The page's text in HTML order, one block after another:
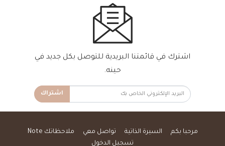
اشترك في قائمتنا البريدية للتوصل بكل جديد في
حينه.
اشتراك
مرحبا بكم السيرة الذاتية تواصل معي
ملاحظاتك Note
تسجيل الدخول